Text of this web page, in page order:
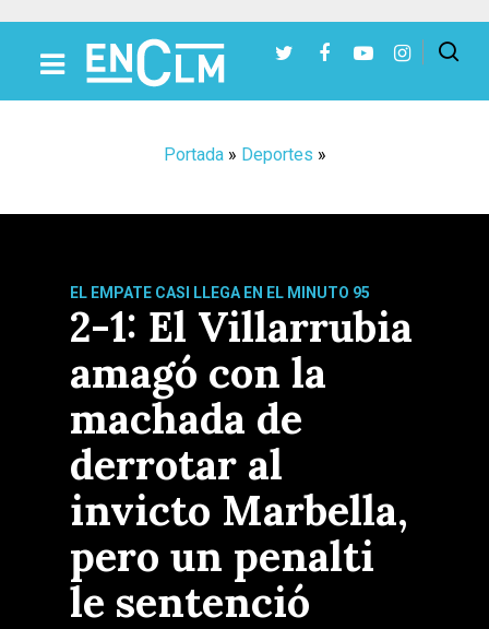
Portada» Deportes »
EL EMPATE CASI LLEGA EN EL MINUTO 95
2-1: El Villarrubia
amagó con la
machada de
derrotar al
invicto Marbella,
pero un penalti
le sentenció